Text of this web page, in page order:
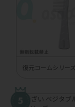
復元コームシリーズ